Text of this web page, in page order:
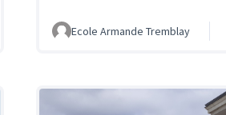
Ecole Armande Tremblay